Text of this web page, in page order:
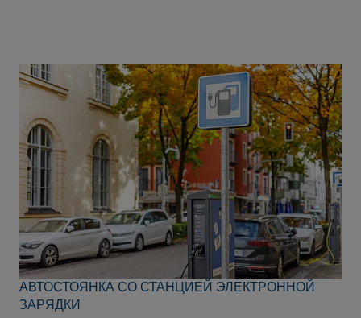
АВТОСТОЯНКА СО СТАНЦИЕЙ ЭЛЕКТРОННОЙ
ЗАРЯДКИ